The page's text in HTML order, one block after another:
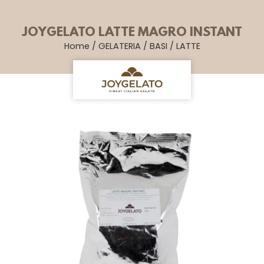
JOYGELATO LATTE MAGRO INSTANT
Home / GELATERIA / BASI / LATTE